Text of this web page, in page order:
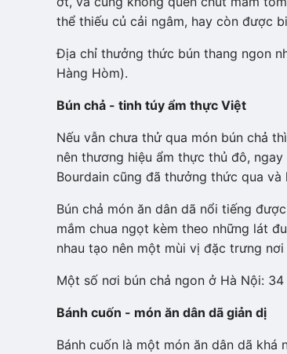
thể thiếu củ cải ngâm, hay còn được
Địa chỉ thưởng thức bún thang ngon
Hàng Hòm).
Bún chả - tinh túy ẩm thực Việt
Nếu vẫn chưa thử qua món bún chả
nên thương hiệu ẩm thực thủ đô,
Bourdain cũng đã thưởng thức qua
Bún chả món ăn dân dã nổi tiếng
mắm chua ngọt kèm theo những lát
nhau tạo nên một mùi vị đặc trưng
Một số nơi bún chả ngon ở Hà Nội:
Bánh cuốn - món ăn dân dã giản dị
Bánh cuốn là một món ăn dân dã